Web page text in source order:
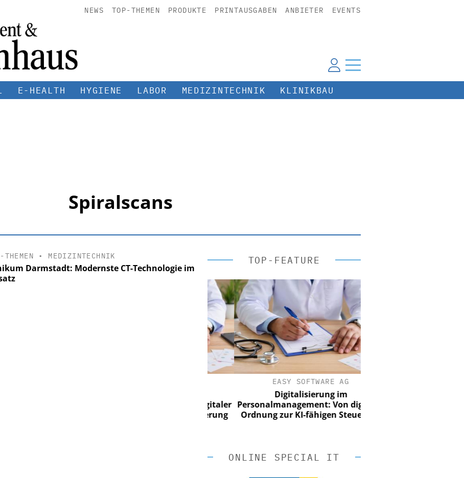
NEWS TOP-THEMEN PRODUKTE PRINTAUSGABEN ANBIETER EVENTS
E-HEALTH HYGIENE LABOR MEDIZINTECHNIK KLINIKBAU
Spiralscans
THEMEN • MEDIZINTECHNIK
Darmstadt: Modernste CT-Technologie im
TOP-FEATURE
Personalmanagement: Von digitaler
Ordnung zur KI-fähigen Steuerung
EASY SOFTWARE AG
Digitalisierung im
Personalmanagement: Von digitaler
Ordnung zur KI-fähigen Steuerung
ONLINE SPECIAL IT